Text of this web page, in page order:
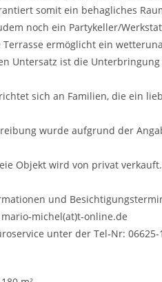
somit ein behagliches
noch ein Partykeller/
Terrasse ermöglicht ein
Untersatz ist die
sich an Familien, die ein
wurde aufgrund der
Objekt wird von privat verkauft.
und
michel(at)t-online.de
unter der Tel-Nr: 06625-